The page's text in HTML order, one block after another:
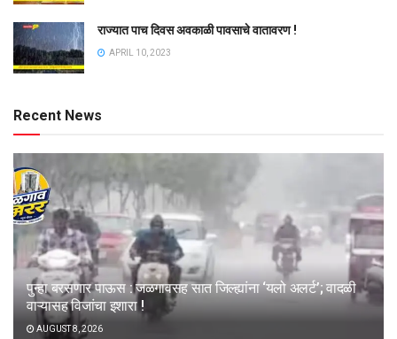
राज्यात पाच दिवस अवकाळी पावसाचे वातावरण !
APRIL 10, 2023
Recent News
पुन्हा बरसणार पाऊस : जळगावसह सात जिल्ह्यांना ‘यलो अलर्ट’; वादळी
वाऱ्यासह विजांचा इशारा !
AUGUST 8, 2026